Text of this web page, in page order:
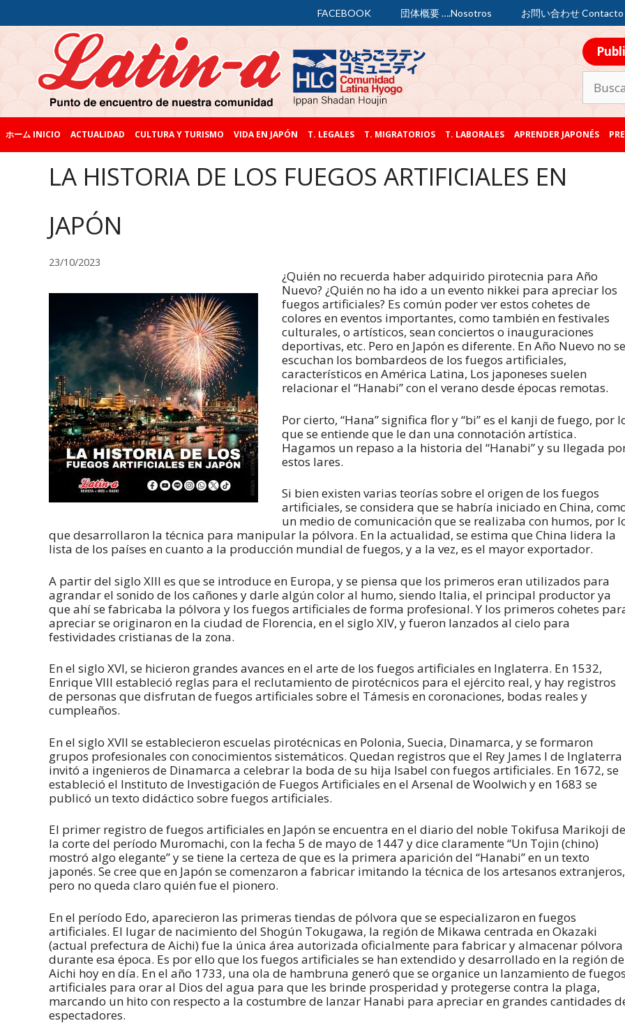
FACEBOOK 団体概要 ….Nosotros お問い合わせ Contacto
ホーム INICIO ACTUALIDAD CULTURA Y TURISMO VIDA EN JAPÓN T. LEGALES T. MIGRATORIOS T. LABORALES APRENDER JAPONÉS
LA HISTORIA DE LOS FUEGOS ARTIFICIALES EN
JAPÓN
23/10/2023
¿Quién no recuerda haber adquirido pirotecnia para Año
Nuevo? ¿Quién no ha ido a un evento nikkei para apreciar los
fuegos artificiales? Es común poder ver estos cohetes de
colores en eventos importantes, como también en festivales
culturales, o artísticos, sean conciertos o inauguraciones
deportivas, etc. Pero en Japón es diferente. En Año Nuevo no se
escuchan los bombardeos de los fuegos artificiales,
característicos en América Latina, Los japoneses suelen
relacionar el “Hanabi” con el verano desde épocas remotas.
Por cierto, “Hana” significa flor y “bi” es el kanji de fuego, por
que se entiende que le dan una connotación artística.
Hagamos un repaso a la historia del “Hanabi” y su llegada
estos lares.
Si bien existen varias teorías sobre el origen de los fuegos
artificiales, se considera que se habría iniciado en China,
un medio de comunicación que se realizaba con humos, por
que desarrollaron la técnica para manipular la pólvora. En la actualidad, se estima que China lidera la
lista de los países en cuanto a la producción mundial de fuegos, y a la vez, es el mayor exportador.
A partir del siglo XIII es que se introduce en Europa, y se piensa que los primeros eran utilizados para
agrandar el sonido de los cañones y darle algún color al humo, siendo Italia, el principal productor ya
que ahí se fabricaba la pólvora y los fuegos artificiales de forma profesional. Y los primeros cohetes
apreciar se originaron en la ciudad de Florencia, en el siglo XIV, y fueron lanzados al cielo para
festividades cristianas de la zona.
En el siglo XVI, se hicieron grandes avances en el arte de los fuegos artificiales en Inglaterra. En 1532,
Enrique VIII estableció reglas para el reclutamiento de pirotécnicos para el ejército real, y hay registros
de personas que disfrutan de fuegos artificiales sobre el Támesis en coronaciones, bodas reales y
cumpleaños.
En el siglo XVII se establecieron escuelas pirotécnicas en Polonia, Suecia, Dinamarca, y se formaron
grupos profesionales con conocimientos sistemáticos. Quedan registros que el Rey James I de Inglaterra
invitó a ingenieros de Dinamarca a celebrar la boda de su hija Isabel con fuegos artificiales. En 1672, se
estableció el Instituto de Investigación de Fuegos Artificiales en el Arsenal de Woolwich y en 1683 se
publicó un texto didáctico sobre fuegos artificiales.
El primer registro de fuegos artificiales en Japón se encuentra en el diario del noble Tokifusa Marikoji de
la corte del período Muromachi, con la fecha 5 de mayo de 1447 y dice claramente “Un Tojin (chino)
mostró algo elegante” y se tiene la certeza de que es la primera aparición del “Hanabi” en un texto
japonés. Se cree que en Japón se comenzaron a fabricar imitando la técnica de los artesanos extranjeros,
pero no queda claro quién fue el pionero.
En el período Edo, aparecieron las primeras tiendas de pólvora que se especializaron en fuegos
artificiales. El lugar de nacimiento del Shogún Tokugawa, la región de Mikawa centrada en Okazaki
(actual prefectura de Aichi) fue la única área autorizada oficialmente para fabricar y almacenar pólvora
durante esa época. Es por ello que los fuegos artificiales se han extendido y desarrollado en la región de
Aichi hoy en día. En el año 1733, una ola de hambruna generó que se organice un lanzamiento de fuegos
artificiales para orar al Dios del agua para que les brinde prosperidad y protegerse contra la plaga,
marcando un hito con respecto a la costumbre de lanzar Hanabi para apreciar en grandes cantidades
espectadores.